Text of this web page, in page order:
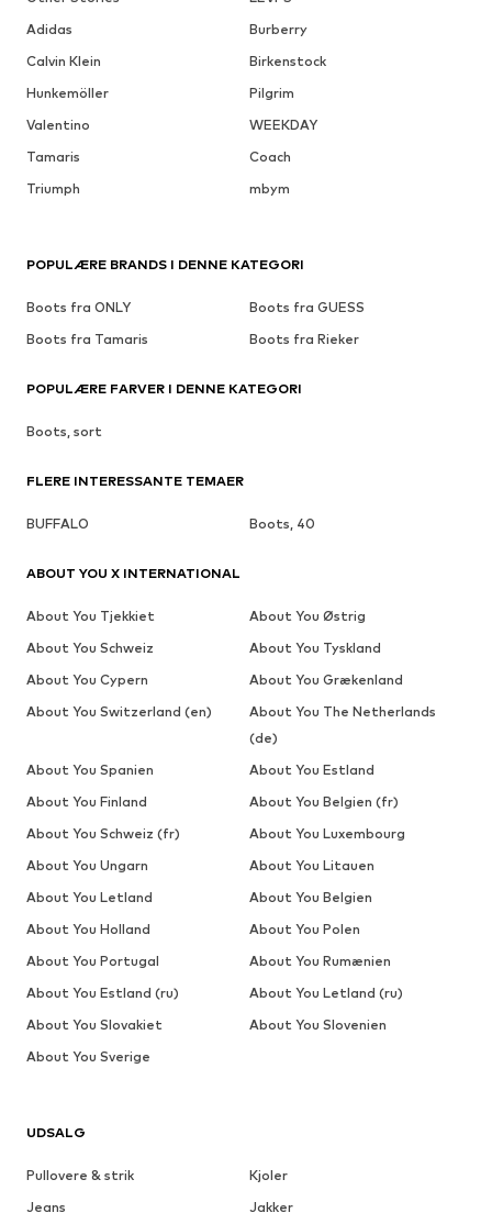
Adidas
Burberry
Calvin Klein
Birkenstock
Hunkemöller
Pilgrim
Valentino
WEEKDAY
Tamaris
Coach
Triumph
mbym
UDSALG
Pullovere & strik
Kjoler
Jeans
Jakker
POPULÆRE BRANDS I DENNE KATEGORI
Boots fra ONLY
Boots fra GUESS
Boots fra Tamaris
Boots fra Rieker
POPULÆRE FARVER I DENNE KATEGORI
Boots, sort
FLERE INTERESSANTE TEMAER
BUFFALO Boots, 40
ABOUT YOU X INTERNATIONAL
About You Tjekkiet
About You Østrig
About You Schweiz
About You Tyskland
About You Cypern
About You Grækenland
About You Switzerland (en)
About You The Netherlands
(de)
About You Spanien
About You Estland
About You Finland
About You Belgien (fr)
About You Schweiz (fr)
About You Luxembourg
About You Ungarn
About You Litauen
About You Letland
About You Belgien
About You Holland
About You Polen
About You Portugal
About You Rumænien
About You Estland (ru)
About You Letland (ru)
About You Slovakiet
About You Slovenien
About You Sverige